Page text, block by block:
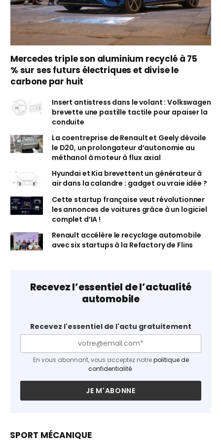
Mercedes triple son aluminium recyclé à 75
% sur ses futurs électriques et divise le
carbone par huit
Insert antistress dans le volant : Volkswagen
brevette une pastille tactile pour apaiser la
conduite
La coentreprise de Renault et Geely dévoile
le D20, un prolongateur d’autonomie au
méthanol à moteur à flux axial
Hyundai et Kia brevettent un générateur à
air dans la calandre : gadget ou vraie idée ?
Cette startup française veut révolutionner
les annonces de voitures grâce à un logiciel
complet d’IA !
Renault accélère le recyclage automobile
avec six startups à la Refactory de Flins
Recevez l’essentiel de l’actualité
automobile
Recevez l'essentiel de l'actu gratuitement
En vous abonnant, vous acceptez notrepolitique de
confidentialité.
SPORT MÉCANIQUE